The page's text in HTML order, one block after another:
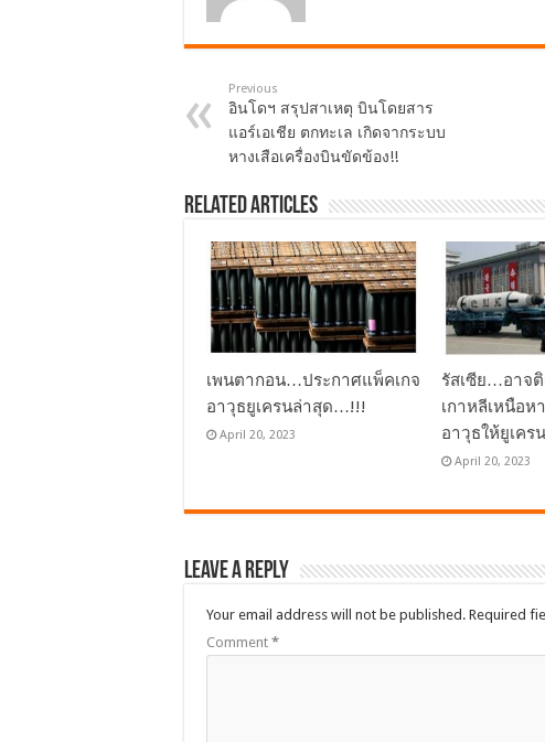
Previous
อินโดฯ สรุปสาเหตุ บินโดยสาร
แอร์เอเชีย ตกทะเล เกิดจากระบบ
หางเสือเครื่องบินขัดข้อง!!
Related Articles
เพนตากอน…ประกาศแพ็คเกจ
อาวุธยูเครนล่าสุด…!!!
April 20, 2023
รัสเซีย…อาจ
เกาหลีเหนือห
อาวุธให้ยูเค
April 20, 2023
Leave a Reply
Your email address will not be published. Required
Comment *